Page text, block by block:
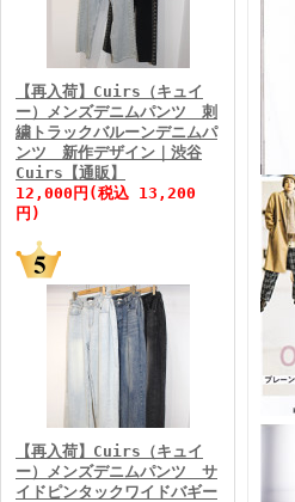
FINEBOYS2026年1月号
FINEBOYS2025年11月号
【再入荷】Cuirs（キュイ
ー）メンズデニムパンツ 刺
繍トラックバルーンデニムパ
ンツ 新作デザイン｜渋谷
Cuirs【通販】
12,000円(税込 13,200
円)
【再入荷】Cuirs（キュイ
ー）メンズデニムパンツ サ
イドピンタックワイドバギー